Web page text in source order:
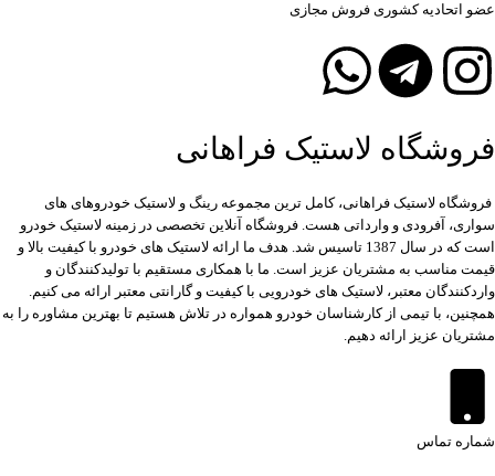
عضو اتحادیه کشوری فروش مجازی
فروشگاه لاستیک فراهانی
فروشگاه لاستیک فراهانی، کامل ترین مجموعه رینگ و لاستیک خودروهای های
سواری، آفرودی و وارداتی هست. فروشگاه آنلاین تخصصی در زمینه لاستیک خودرو
است که در سال 1387 تاسیس شد. هدف ما ارائه لاستیک های خودرو با کیفیت بالا و
قیمت مناسب به مشتریان عزیز است. ما با همکاری مستقیم با تولیدکنندگان و
واردکنندگان معتبر، لاستیک های خودرویی با کیفیت و گارانتی معتبر ارائه می کنیم.
همچنین، با تیمی از کارشناسان خودرو همواره در تلاش هستیم تا بهترین مشاوره را به
مشتریان عزیز ارائه دهیم.
شماره تماس